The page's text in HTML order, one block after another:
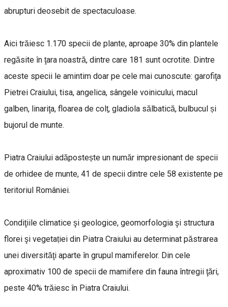
abrupturi deosebit de spectaculoase.
Aici trăiesc 1.170 specii de plante, aproape 30% din plantele
regăsite în ţara noastră, dintre care 181 sunt ocrotite. Dintre
aceste specii le amintim doar pe cele mai cunoscute: garofiţa
Pietrei Craiului, tisa, angelica, sângele voinicului, macul
galben, linariţa, floarea de colț, gladiola sălbatică, bulbucul și
bujorul de munte.
Piatra Craiului adăpostește un număr impresionant de specii
de orhidee de munte, 41 de specii dintre cele 58 existente pe
teritoriul României.
Condiţiile climatice şi geologice, geomorfologia şi structura
florei şi vegetației din Piatra Craiului au determinat păstrarea
unei diversităţi aparte în grupul mamiferelor. Din cele
aproximativ 100 de specii de mamifere din fauna întregii ţări,
peste 40% trăiesc în Piatra Craiului.